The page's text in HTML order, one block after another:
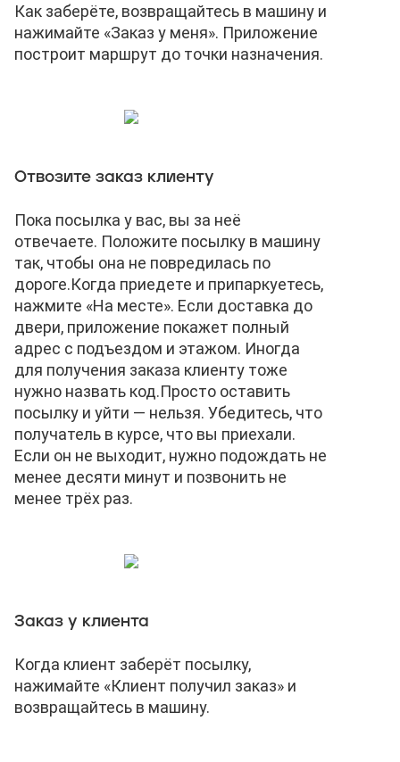
Как заберёте, возвращайтесь в машину и
нажимайте «Заказ у меня». Приложение
построит маршрут до точки назначения.
Отвозите заказ клиенту
Пока посылка у вас, вы за неё
отвечаете. Положите посылку в машину
так, чтобы она не повредилась по
дороге.Когда приедете и припаркуетесь,
нажмите «На месте». Если доставка до
двери, приложение покажет полный
адрес с подъездом и этажом. Иногда
для получения заказа клиенту тоже
нужно назвать код.Просто оставить
посылку и уйти — нельзя. Убедитесь, что
получатель в курсе, что вы приехали.
Если он не выходит, нужно подождать не
менее десяти минут и позвонить не
менее трёх раз.
Заказ у клиента
Когда клиент заберёт посылку,
нажимайте «Клиент получил заказ» и
возвращайтесь в машину.